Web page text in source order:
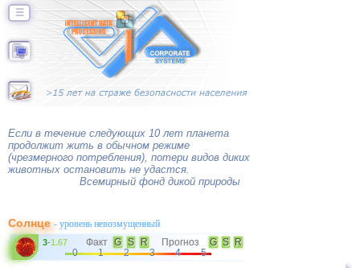
☰
Если в течение следующих 10 лет планета
продолжит жить в обычном режиме
(чрезмерного потребления), потери видов диких
животных остановить не удастся.
Всемирный фонд дикой природы
Солнце- уровень невозмущенный
3-1.67 Факт G S R Прогноз G S
R
0
1 2 3 4 5